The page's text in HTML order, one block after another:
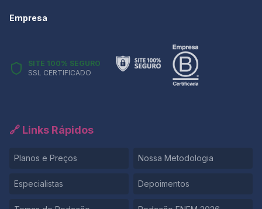
Empresa
SITE 100% SEGURO
SSL CERTIFICADO
🔗 Links Rápidos
Planos e Preços Nossa Metodologia
Especialistas Depoimentos